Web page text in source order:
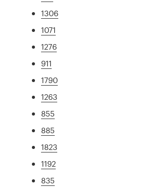
1306
1071
1276
911
1790
1263
855
885
1823
1192
835